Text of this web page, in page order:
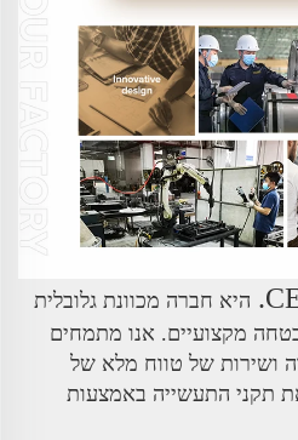
היא חברה מכוונת גלובלית
מקצועיים. אנו מתמחים
ושירות של טווח מלא של
תקני התעשייה באמצעות